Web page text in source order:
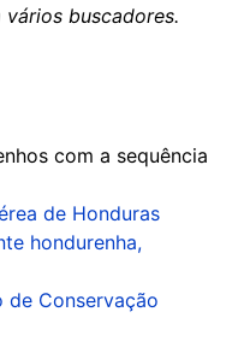
buscadores.
com a sequência
de Honduras
hondurenha,
de Conservação